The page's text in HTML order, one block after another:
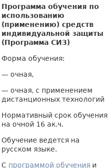
Программа обучения по
использованию
(применению) средств
индивидуальной защиты
(Программа СИЗ)
Форма обучения:
— очная,
— очная, с применением
дистанционных технологий
Нормативный срок обучения
на очной 16 ак.ч.
Обучение ведется на
русском языке.
С программой обучения и